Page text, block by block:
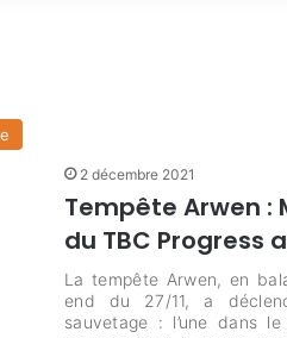
2 décembre 2021
Tempête Arwen :
du TBC Progress
La tempête Arwen, en
end du 27/11, a
sauvetage : l’une dans